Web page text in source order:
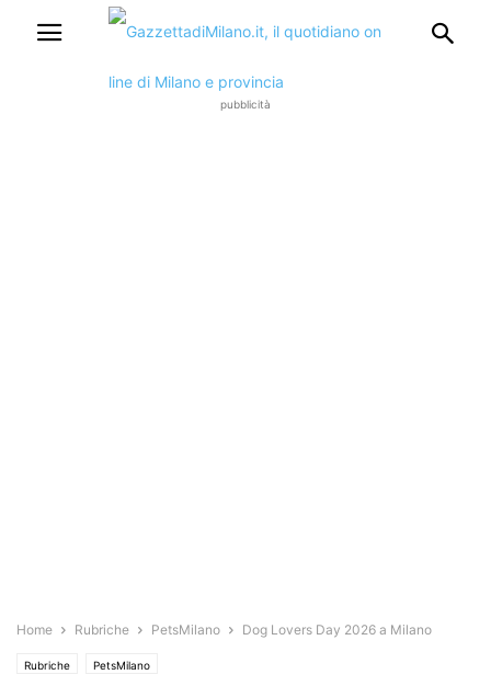
pubblicità
Home Rubriche PetsMilano Dog Lovers Day 2026 a Milano
Rubriche PetsMilano